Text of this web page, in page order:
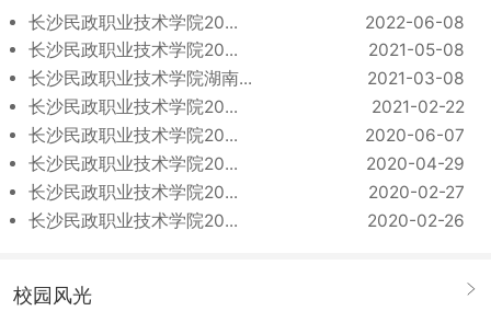
长沙民政职业技术学院20...
2022-06-08
长沙民政职业技术学院20...
2021-05-08
长沙民政职业技术学院湖南...
2021-03-08
长沙民政职业技术学院20...
2021-02-22
长沙民政职业技术学院20...
2020-06-07
长沙民政职业技术学院20...
2020-04-29
长沙民政职业技术学院20...
2020-02-27
长沙民政职业技术学院20...
2020-02-26
校园风光